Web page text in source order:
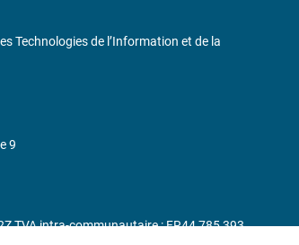
Technologies de l’Information et de la
9
TVA intra-communautaire : FR44 785 393